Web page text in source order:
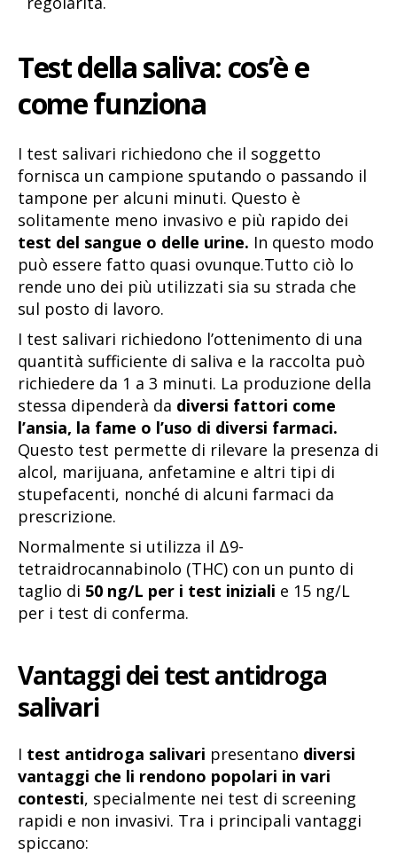
Test della saliva: cos’è e
come funziona
I test salivari richiedono che il soggetto
fornisca un campione sputando o passando il
tampone per alcuni minuti. Questo è
solitamente meno invasivo e più rapido dei
test del sangue o delle urine. In questo modo
può essere fatto quasi ovunque.Tutto ciò lo
rende uno dei più utilizzati sia su strada che
sul posto di lavoro.
I test salivari richiedono l’ottenimento di una
quantità sufficiente di saliva e la raccolta può
richiedere da 1 a 3 minuti. La produzione della
stessa dipenderà da diversi fattori come
l’ansia, la fame o l’uso di diversi farmaci.
Questo test permette di rilevare la presenza di
alcol, marijuana, anfetamine e altri tipi di
stupefacenti, nonché di alcuni farmaci da
prescrizione.
Normalmente si utilizza il Δ9-
tetraidrocannabinolo (THC) con un punto di
taglio di 50 ng/L per i test iniziali e 15 ng/L
per i test di conferma.
Vantaggi dei test antidroga
salivari
I test antidroga salivari presentano diversi
vantaggi che li rendono popolari in vari
contesti, specialmente nei test di screening
rapidi e non invasivi. Tra i principali vantaggi
spiccano: